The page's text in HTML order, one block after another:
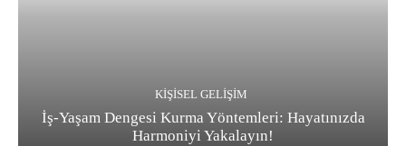
KIŞISEL GELIŞIM
İş-Yaşam Dengesi Kurma Yöntemleri: Hayatınızda
Harmoniyi Yakalayın!